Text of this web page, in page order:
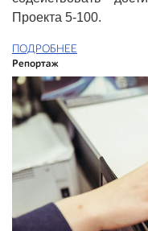
Проекта 5-100.
ПОДРОБНЕЕ
Репортаж